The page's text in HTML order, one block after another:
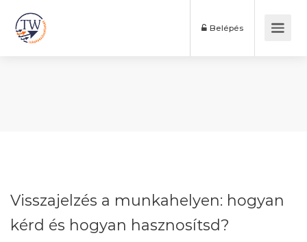
Belépés
Visszajelzés a munkahelyen: hogyan
kérd és hogyan hasznosítsd?